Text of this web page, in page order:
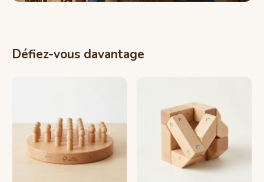
Défiez-vous davantage